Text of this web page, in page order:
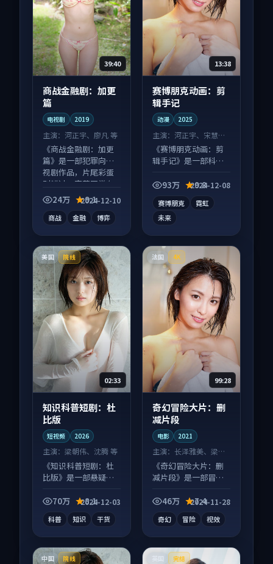
39:40
商战金融剧：加更
篇
电视剧 2019
主演： 河正宇、廖凡 等
《商战金融剧：加更
篇》是一部犯罪向电
视剧作品，片尾彩蛋
别错过，字幕区常有
惊喜。
24万 9.1
2024-12-10
商战 金融 博弈
13:38
赛博朋克动画：剪
辑手记
动漫 2025
主演： 河正宇、宋慧乔
等
《赛博朋克动画：剪
辑手记》是一部科幻
事并行，细节值得二
93万 9.8
2024-12-08
赛博朋克
霓虹
未来
美国 院线
02:33
知识科普短剧：杜
比版
短视频 2026
主演： 梁朝伟、沈腾 等
《知识科普短剧：杜
比版》是一部悬疑向
事并行，细节值得二
70万 8.1
2024-12-03
科普 知识 干货
法国 4K
99:28
奇幻冒险大片：删
减片段
电影 2021
主演：长泽雅美、梁朝
伟 等
《奇幻冒险大片：删
减片段》是一部冒险
素齐全，观感爽快不
46万 7.4
2024-11-28
奇幻 冒险 视效
中国 院线 完结